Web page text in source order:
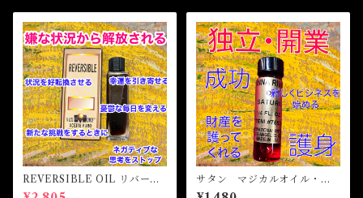
REVERSIBLE OIL リバーシ
ブルオイル 魔女オイル 白
サタン マジカルオイル・魔
女オイル SATURN Magical